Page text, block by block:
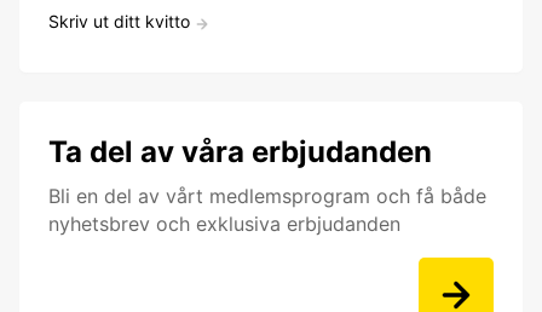
Skriv ut ditt kvitto
Ta del av våra erbjudanden
Bli en del av vårt medlemsprogram och få både
nyhetsbrev och exklusiva erbjudanden